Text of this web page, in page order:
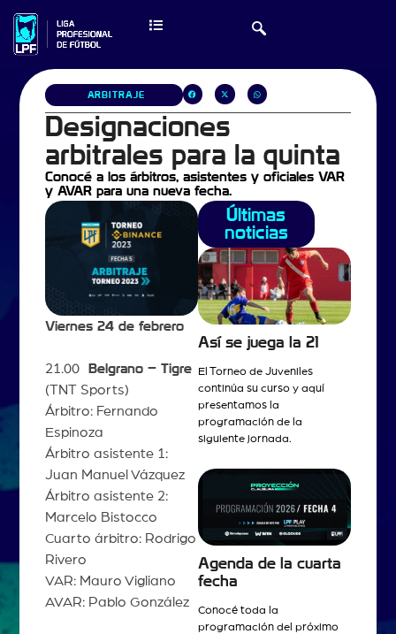
ARBITRAJE
Designaciones
arbitrales para la quinta
Conocé a los árbitros, asistentes y oficiales VAR
y AVAR para una nueva fecha.
Viernes 24 de febrero
21.00
Belgrano – Tigre
(TNT Sports)
Árbitro: Fernando
Espinoza
Árbitro asistente 1:
Juan Manuel Vázquez
Árbitro asistente 2:
Marcelo Bistocco
Cuarto árbitro: Rodrigo
Rivero
VAR: Mauro Vigliano
AVAR: Pablo González
Últimas
noticias
Así se juega la 21
El Torneo de Juveniles
continúa su curso y aquí
presentamos la
programación de la
siguiente jornada.
Agenda de la cuarta
fecha
Conocé toda la
programación del próximo